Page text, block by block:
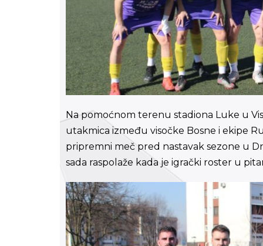
Na pomoćnom terenu stadiona Luke u
utakmica između visočke Bosne i ekipe
pripremni meč pred nastavak sezone u
sada raspolaže kada je igrački roster u